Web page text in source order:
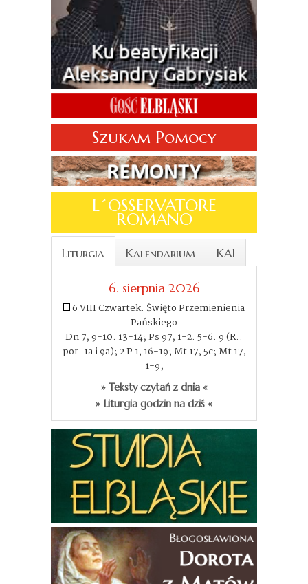
Szukam Pomocy
L´OSSERVATORE
ROMANO
Liturgia Kalendarium KAI
6. sierpnia 2026
6 VIII Czwartek. Święto Przemienienia
Pańskiego
Dn 7, 9-10. 13-14; Ps 97, 1-2. 5-6. 9 (R.:
por. 1a i 9a); 2 P 1, 16-19; Mt 17, 5c; Mt 17,
1-9;
» Teksty czytań z dnia «
» Liturgia godzin na dziś «